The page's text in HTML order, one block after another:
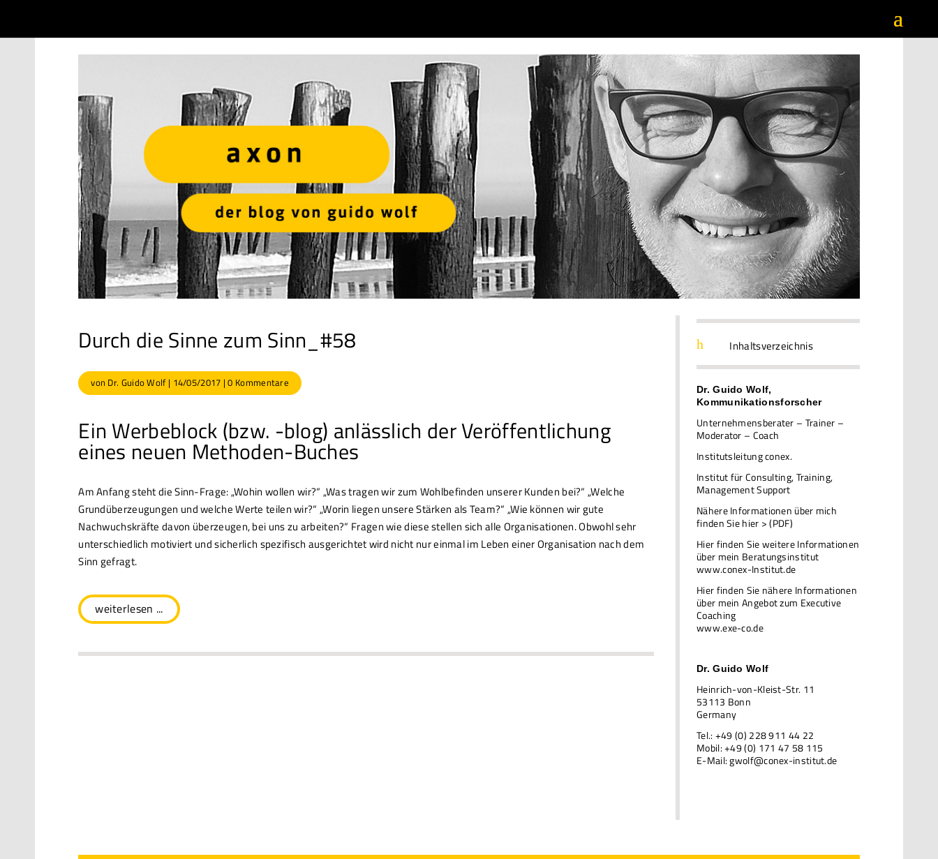
Durch die Sinne zum Sinn_#58
von Dr. Guido Wolf| 14/05/2017 |0 Kommentare
Ein Werbeblock (bzw. -blog) anlässlich der Veröffentlichung
eines neuen Methoden-Buches
Am Anfang steht die Sinn-Frage: „Wohin wollen wir?“ „Was tragen wir zum Wohlbefinden unserer Kunden bei?“ „Welche
Grundüberzeugungen und welche Werte teilen wir?“ „Worin liegen unsere Stärken als Team?“ „Wie können wir gute
Nachwuchskräfte davon überzeugen, bei uns zu arbeiten?“ Fragen wie diese stellen sich alle Organisationen. Obwohl sehr
unterschiedlich motiviert und sicherlich spezifisch ausgerichtet wird nicht nur einmal im Leben einer Organisation nach dem
Sinn gefragt.
weiterlesen ...
h Inhaltsverzeichnis
Dr. Guido Wolf,
Kommunikationsforscher
Unternehmensberater – Trainer –
Moderator – Coach
Institutsleitung conex.
Institut für Consulting, Training,
Management Support
Nähere Informationen über mich
finden Sie hier > (PDF)
Hier finden Sie weitere Informationen
über mein Beratungsinstitut
www.conex-Institut.de
Hier finden Sie nähere Informationen
über mein Angebot zum Executive
Coaching
www.exe-co.de
Dr. Guido Wolf
Heinrich-von-Kleist-Str. 11
53113 Bonn
Germany
Tel.: +49 (0) 228 911 44 22
Mobil: +49 (0) 171 47 58 115
E-Mail:gwolf@conex-institut.de